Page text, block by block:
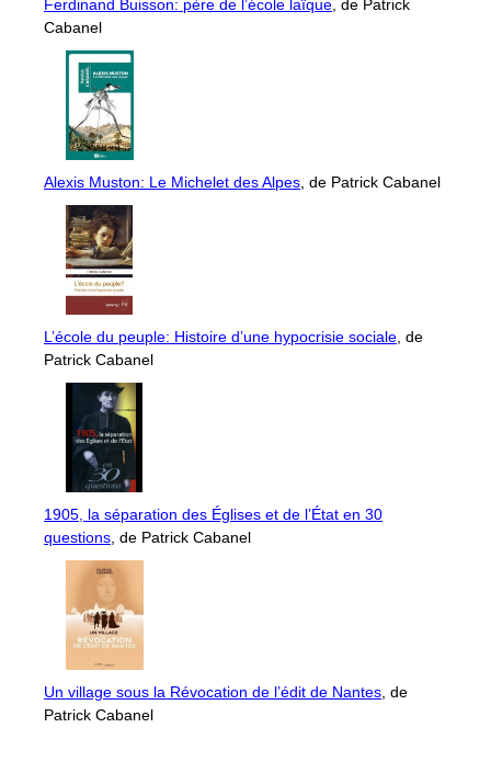
Ferdinand Buisson: père de l’école laïque , de Patrick
Cabanel
Alexis Muston: Le Michelet des Alpes , de Patrick Cabanel
L’école du peuple: Histoire d’une hypocrisie sociale , de
Patrick Cabanel
1905, la séparation des Églises et de l’État en 30
questions , de Patrick Cabanel
Un village sous la Révocation de l’édit de Nantes , de
Patrick Cabanel